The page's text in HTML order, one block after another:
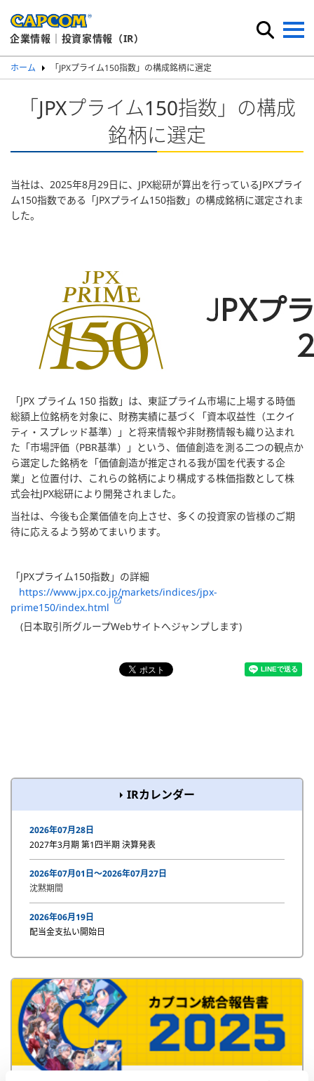
企業情報｜投資家情報（IR）
ホーム 「JPXプライム150指数」の構成銘柄に選定
「JPXプライム150指数」の構成
銘柄に選定
当社は、2025年8月29日に、JPX総研が算出を行っているJPXプライ
ム150指数である「JPXプライム150指数」の構成銘柄に選定されま
した。
「JPX プライム 150 指数」は、東証プライム市場に上場する時価
総額上位銘柄を対象に、財務実績に基づく「資本収益性（エクイ
ティ・スプレッド基準）」と将来情報や非財務情報も織り込まれ
た「市場評価（PBR基準）」という、価値創造を測る二つの観点か
ら選定した銘柄を「価値創造が推定される我が国を代表する企
業」と位置付け、これらの銘柄により構成する株価指数として株
式会社JPX総研により開発されました。
当社は、今後も企業価値を向上させ、多くの投資家の皆様のご期
待に応えるよう努めてまいります。
「JPXプライム150指数」の詳細
https://www.jpx.co.jp/markets/indices/jpx-
prime150/index.html
(日本取引所グループWebサイトへジャンプします)
IRカレンダー
2026年07月28日
2027年3月期 第1四半期 決算発表
2026年07月01日〜2026年07月27日
沈黙期間
2026年06月19日
配当金支払い開始日